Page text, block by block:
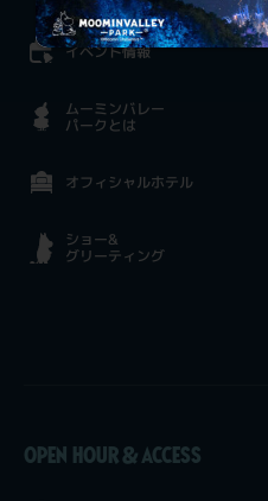
イベント情報
ムーミンバレー
パークとは
オフィシャルホテル
ショー&
グリーティング
OPEN HOUR & ACCESS